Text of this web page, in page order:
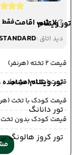
تور ویتنام
تور ویتنام(مشاهده
تور دانانگ
تور کروز هالونگ
7 شب اقامت
فقط
دید اتاق :
قیمت 2 تخته (هرنفر)
قیمت 1 تخته (هرنفر)
قیمت کودک با تخت (هر
قیمت کودک بدون تخت